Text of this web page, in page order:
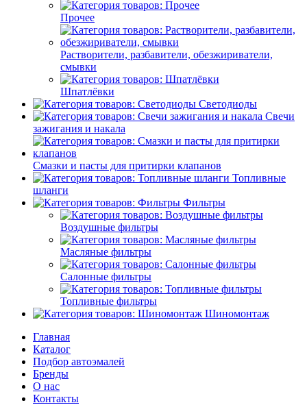
Прочее
Растворители, разбавители, обезжириватели,
смывки
Шпатлёвки
Светодиоды
Свечи
зажигания и накала
Смазки и пасты для притирки клапанов
Топливные
шланги
Фильтры
Воздушные фильтры
Масляные фильтры
Салонные фильтры
Топливные фильтры
Шиномонтаж
Главная
Каталог
Подбор автоэмалей
Бренды
О нас
Контакты